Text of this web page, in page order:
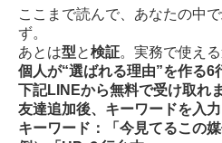
ここまで読んで、あなたの中で
ず。
あとは型と検証。実務で使え
個人が“選ばれる理由”を作る6
下記LINEから無料で受け取れま
友達追加後、キーワードを入力
キーワード：「今見てるこの媒